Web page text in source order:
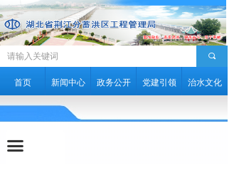
首页 新闻中心 政务公开 党建引领 治水文化
끠
끀
水利文学
水利历史
水利知识
视频图像